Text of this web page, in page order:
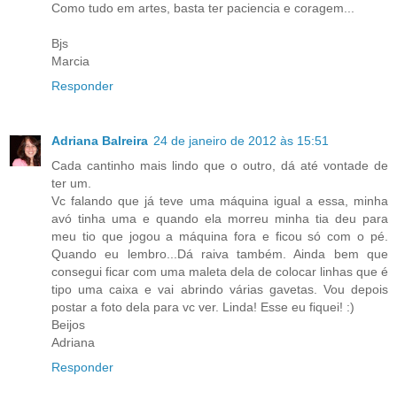
Como tudo em artes, basta ter paciencia e coragem...
Bjs
Marcia
Responder
Adriana Balreira 24 de janeiro de 2012 às 15:51
Cada cantinho mais lindo que o outro, dá até vontade de
ter um.
Vc falando que já teve uma máquina igual a essa, minha
avó tinha uma e quando ela morreu minha tia deu para
meu tio que jogou a máquina fora e ficou só com o pé.
Quando eu lembro...Dá raiva também. Ainda bem que
consegui ficar com uma maleta dela de colocar linhas que é
tipo uma caixa e vai abrindo várias gavetas. Vou depois
postar a foto dela para vc ver. Linda! Esse eu fiquei! :)
Beijos
Adriana
Responder